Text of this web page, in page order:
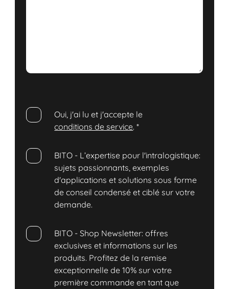
Oui, j'ai lu et j'accepte le
conditions de service.*
BITO - L’expertise pour l'intralogistique:
sujets passionnants, exemples
d'applications et solutions sous forme
de conseil condensé et ciblé sur votre
demande.
BITO - Shop Newsletter: offres
exclusives et informations sur les
produits. Profitez de la remise
exceptionnelle de 10% sur votre
première commande en tant que